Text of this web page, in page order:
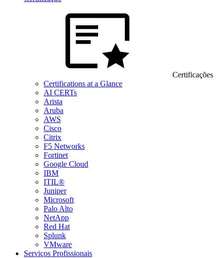
Certificações
Certifications at a Glance
AI CERTs
Arista
Aruba
AWS
Cisco
Citrix
F5 Networks
Fortinet
Google Cloud
IBM
ITIL®
Juniper
Microsoft
Palo Alto
NetApp
Red Hat
Splunk
VMware
Serviços Profissionais